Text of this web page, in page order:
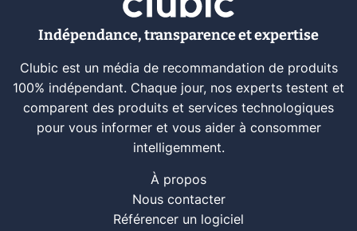
Indépendance, transparence et expertise
Clubic est un média de recommandation de produits
100% indépendant. Chaque jour, nos experts testent et
comparent des produits et services technologiques
pour vous informer et vous aider à consommer
intelligemment.
À propos
Nous contacter
Référencer un logiciel